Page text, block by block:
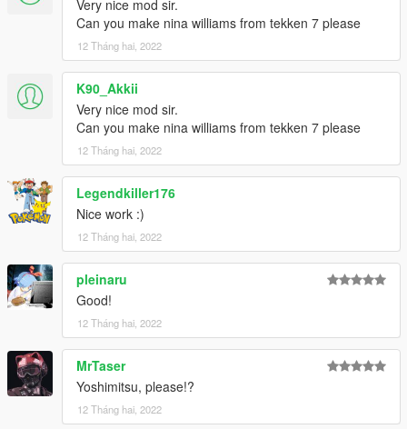
Very nice mod sir.
Can you make nina williams from tekken 7 please
12 Tháng hai, 2022
K90_Akkii
Very nice mod sir.
Can you make nina williams from tekken 7 please
12 Tháng hai, 2022
Legendkiller176
Nice work :)
12 Tháng hai, 2022
pleinaru
Good!
12 Tháng hai, 2022
MrTaser
Yoshimitsu, please!?
12 Tháng hai, 2022